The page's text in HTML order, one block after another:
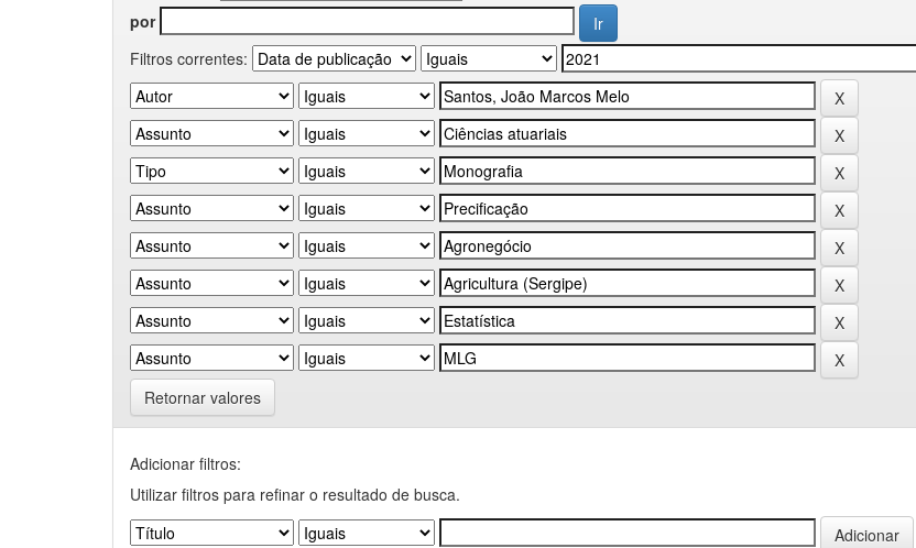
por
Filtros correntes:
Retornar valores
Adicionar filtros:
Utilizar filtros para refinar o resultado de busca.